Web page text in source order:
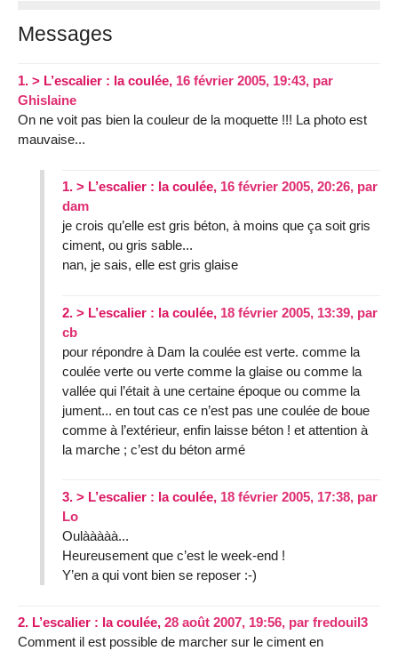
Messages
1. > L’escalier : la coulée, 16 février 2005, 19:43, par
Ghislaine
On ne voit pas bien la couleur de la moquette !!! La photo est
mauvaise...
1. > L’escalier : la coulée, 16 février 2005, 20:26, par
dam
je crois qu’elle est gris béton, à moins que ça soit gris
ciment, ou gris sable...
nan, je sais, elle est gris glaise
2. > L’escalier : la coulée, 18 février 2005, 13:39, par
cb
pour répondre à Dam la coulée est verte. comme la
coulée verte ou verte comme la glaise ou comme la
vallée qui l’était à une certaine époque ou comme la
jument... en tout cas ce n’est pas une coulée de boue
comme à l’extérieur, enfin laisse béton ! et attention à
la marche ; c’est du béton armé
3. > L’escalier : la coulée, 18 février 2005, 17:38, par
Lo
Oulààààà...
Heureusement que c’est le week-end !
Y’en a qui vont bien se reposer :-)
2. L’escalier : la coulée, 28 août 2007, 19:56, par fredouil3
Comment il est possible de marcher sur le ciment en